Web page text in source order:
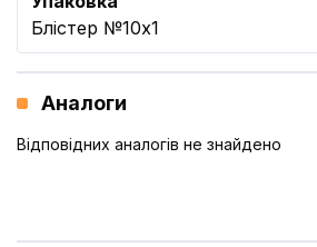
Блістер №10x1
Аналоги
Відповідних аналогів не знайдено